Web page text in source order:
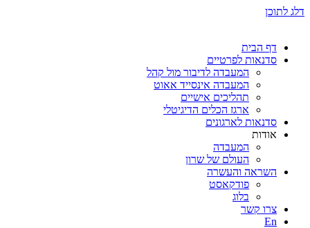
דלג לתוכן
דף הבית
סדנאות לפרטיים
המעבדה לדיבור מול קהל
המעבדה אינסייד אאוט
תהליכים אישיים
ארגז הכלים הדיגיטלי
סדנאות לארגונים
אודות
המעבדה
העולם של שרון
השראה והעשרה
פודקאסט
בלוג
צרו קשר
En